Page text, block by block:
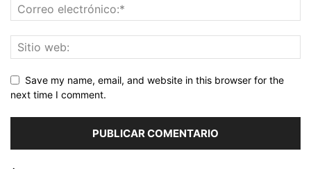
Save my name, email, and website in this browser for the
next time I comment.